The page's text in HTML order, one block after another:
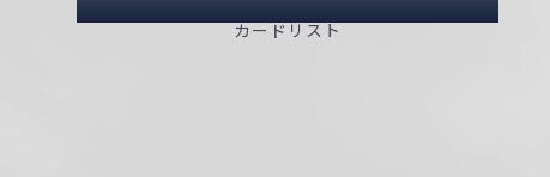
カードリスト